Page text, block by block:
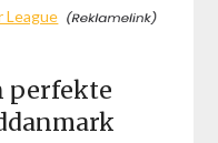
League
perfekte